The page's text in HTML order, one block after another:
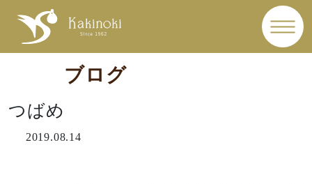
ブログ
つばめ
2019.08.14